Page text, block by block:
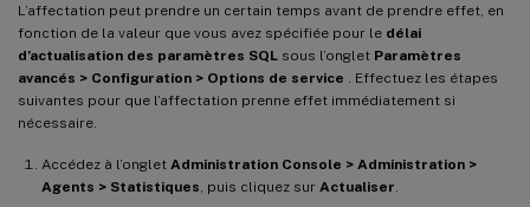
L’affectation peut prendre un certain temps avant de prendre effet, en
fonction de la valeur que vous avez spécifiée pour le délai
d’actualisation des paramètres SQL sous l’onglet Paramètres
avancés > Configuration > Options de service . Effectuez les étapes
suivantes pour que l’affectation prenne effet immédiatement si
nécessaire.
Accédez à l’onglet Administration Console > Administration >
Agents > Statistiques , puis cliquez sur Actualiser